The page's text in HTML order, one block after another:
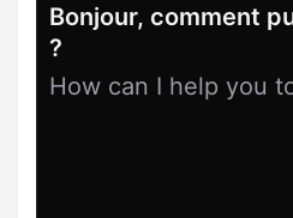
Bonjour, comment
?
How can I help you